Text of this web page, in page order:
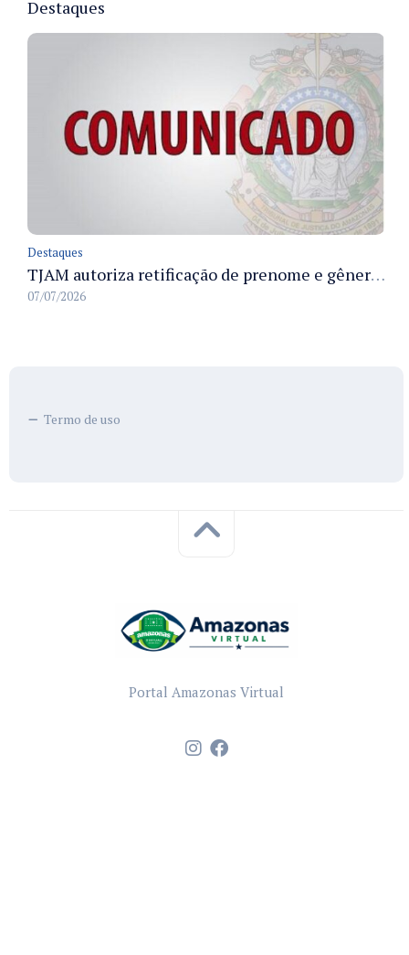
Destaques
Destaques
TJAM autoriza retificação de prenome e gênero em registros civis na Comarca de Benjamin Constant
07/07/2026
Termo de uso
Portal Amazonas Virtual